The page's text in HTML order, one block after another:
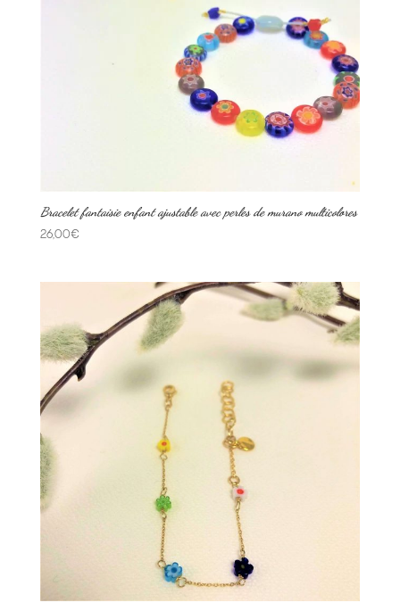
Bracelet fantaisie enfant ajustable avec perles de murano multicolores
26,00€